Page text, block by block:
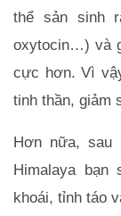
thể sản sinh
oxytocin…) và
cực hơn. Vì
tinh thần, giảm
Hơn nữa, sau
Himalaya
khoái, tỉnh táo